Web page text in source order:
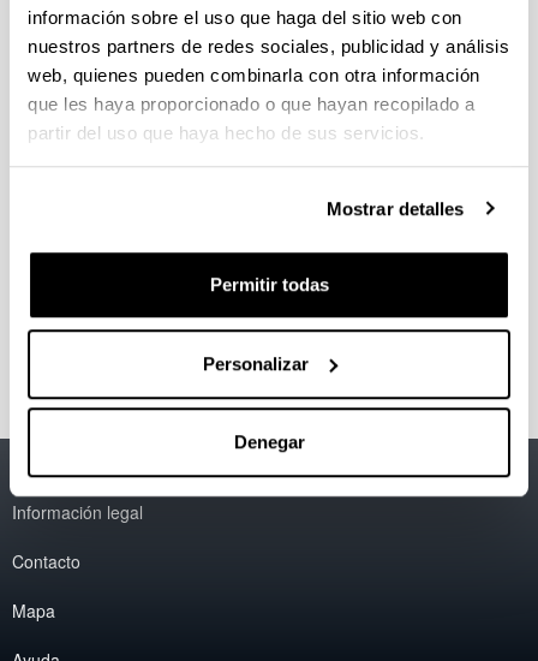
información sobre el uso que haga del sitio web con
nuestros partners de redes sociales, publicidad y análisis
web, quienes pueden combinarla con otra información
que les haya proporcionado o que hayan recopilado a
partir del uso que haya hecho de sus servicios.
Mostrar detalles
Permitir todas
Personalizar
Denegar
Página personal de Kepa Fernández
Mendiola
Nombre:Pedro Angel Fernández
Información legal
Contacto
Mapa